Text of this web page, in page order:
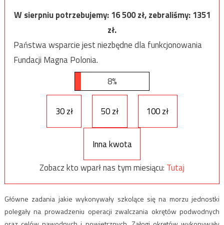
W sierpniu potrzebujemy:16 500zł, zebraliśmy:1351
zł.
Państwa wsparcie jest niezbędne dla funkcjonowania
Fundacji Magna Polonia.
8%
30 zł 50 zł 100 zł
Inna kwota
Zobacz kto wparł nas tym miesiącu: Tutaj
Główne zadania jakie wykonywały szkolące się na morzu jednostki
polegały na prowadzeniu operacji zwalczania okrętów podwodnych